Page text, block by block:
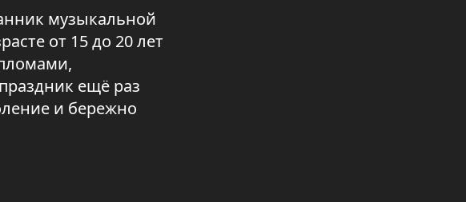
музыкальной
от 15 до 20 лет
ещё раз
и бережно